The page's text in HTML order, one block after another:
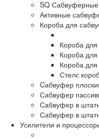
SQ
Активные
Короба для
Короба
Короба
Короба
Стелс
Cабвуфер
Сабвуфер
Сабвуфер в
Сабвуфер в
Усилители и